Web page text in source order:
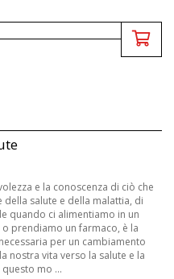
e la conoscenza di ciò che
della salute e della malattia, di
quando ci alimentiamo in un
prendiamo un farmaco, è la
per un cambiamento
nostra vita verso la salute e la
mo ...